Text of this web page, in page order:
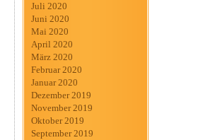
Juli 2020
Juni 2020
Mai 2020
April 2020
März 2020
Februar 2020
Januar 2020
Dezember 2019
November 2019
Oktober 2019
September 2019